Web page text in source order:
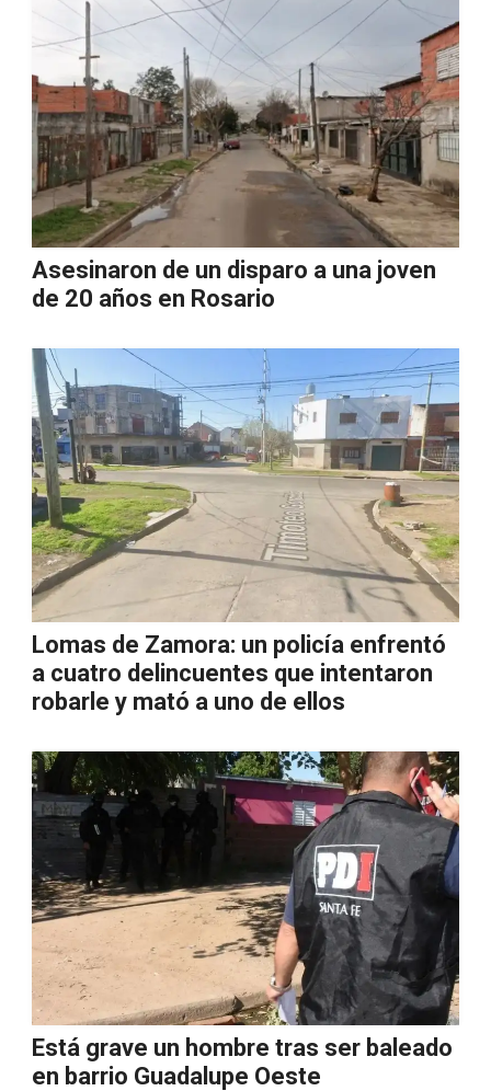
Asesinaron de un disparo a una joven
de 20 años en Rosario
Lomas de Zamora: un policía enfrentó
a cuatro delincuentes que intentaron
robarle y mató a uno de ellos
Está grave un hombre tras ser baleado
en barrio Guadalupe Oeste